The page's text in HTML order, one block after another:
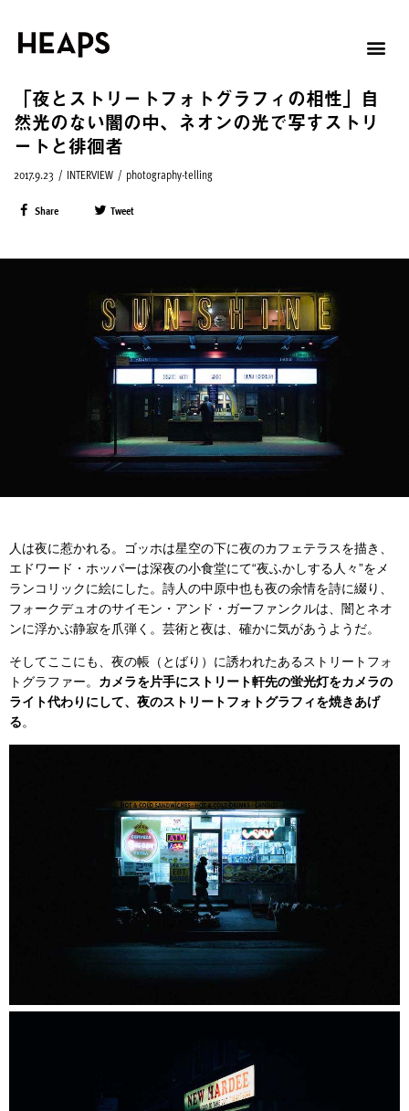
「夜とストリートフォトグラフィの相性」自
然光のない闇の中、ネオンの光で写すストリ
ートと徘徊者
2017.9.23 / INTERVIEW / photography-telling
Share Tweet
人は夜に惹かれる。ゴッホは星空の下に夜のカフェテラスを描き、
エドワード・ホッパーは深夜の小食堂にて“夜ふかしする人々”をメ
ランコリックに絵にした。詩人の中原中也も夜の余情を詩に綴り、
フォークデュオのサイモン・アンド・ガーファンクルは、闇とネオ
ンに浮かぶ静寂を爪弾く。芸術と夜は、確かに気があうようだ。
そしてここにも、夜の帳（とばり）に誘われたあるストリートフォ
トグラファー。 カメラを片手にストリート軒先の蛍光灯をカメラの
ライト代わりにして、夜のストリートフォトグラフィを焼きあげ
る。